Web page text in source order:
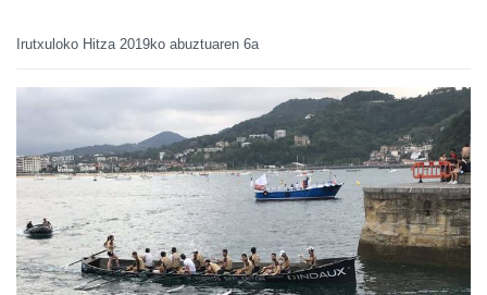
Irutxuloko Hitza 2019ko abuztuaren 6a